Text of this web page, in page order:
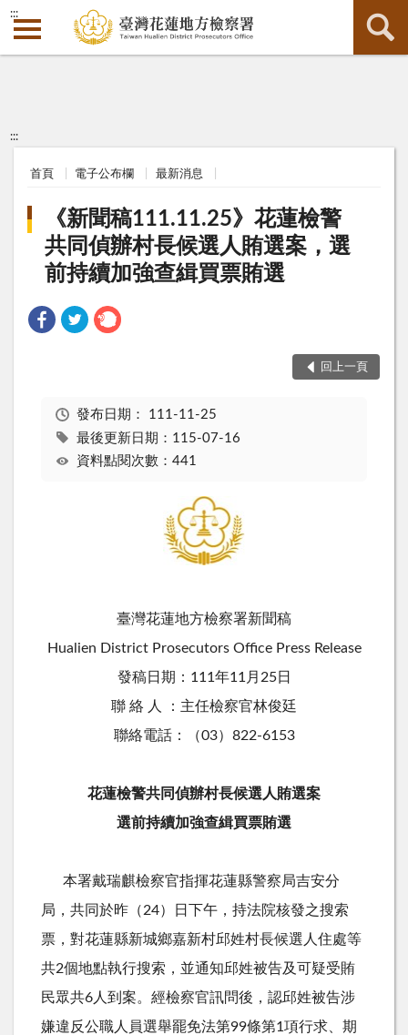
:::
:::
首頁 電子公布欄 最新消息
《新聞稿111.11.25》花蓮檢警
共同偵辦村長候選人賄選案，選
前持續加強查緝買票賄選
回上一頁
發布日期： 111-11-25
最後更新日期：115-07-16
資料點閱次數：441
臺灣花蓮地方檢察署新聞稿
Hualien District Prosecutors Office Press Release
發稿日期：111年11月25日
聯 絡 人 ：主任檢察官林俊廷
聯絡電話：（03）822-6153
花蓮檢警共同偵辦村長候選人賄選案
選前持續加強查緝買票賄選
本署戴瑞麒檢察官指揮花蓮縣警察局吉安分
局，共同於昨（24）日下午，持法院核發之搜索
票，對花蓮縣新城鄉嘉新村邱姓村長候選人住處等
共2個地點執行搜索，並通知邱姓被告及可疑受賄
民眾共6人到案。經檢察官訊問後，認邱姓被告涉
嫌違反公職人員選舉罷免法第99條第1項行求、期